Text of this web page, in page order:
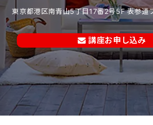
東京都港区南青山5丁目17番2号5F 表参道
講座お申し込み